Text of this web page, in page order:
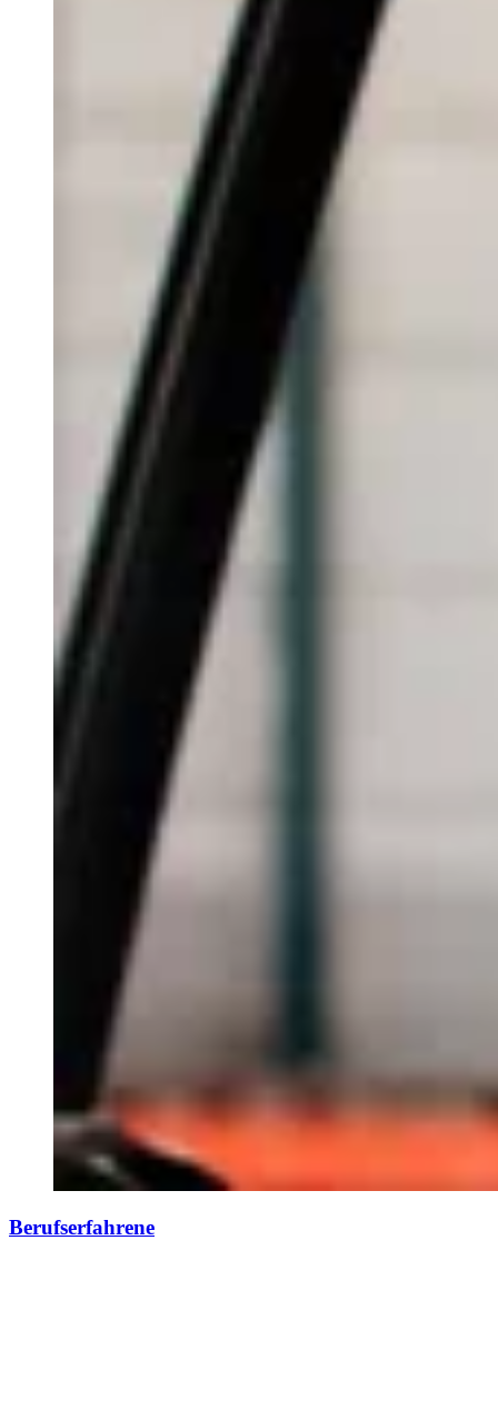
Berufserfahrene